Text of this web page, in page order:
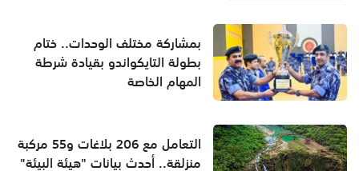
بمشاركة مختلف الوحدات.. ختام
بطولة التايكواندو بقيادة شرطة
المهام الخاصة
التعامل مع 206 بلاغات و55 مركبة
منزلقة.. أحدث بيانات "هيئة البيئة"